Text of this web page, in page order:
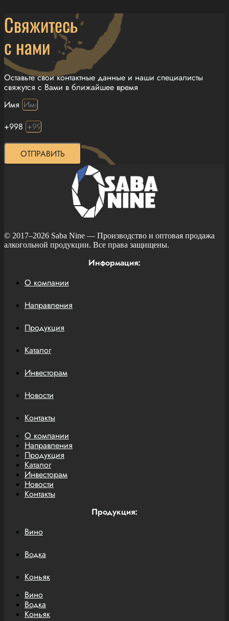
Свяжитесь
с нами
Оставьте свои контактные данные и наши специалисты
свяжутся с Вами в ближайшее время
Имя
+998
ОТПРАВИТЬ
© 2017–2026 Saba Nine — Производство и оптовая продажа
алкогольной продукции. Все права защищены.
Информация:
О компании
Направления
Продукция
Каталог
Инвесторам
Новости
Контакты
О компании
Направления
Продукция
Каталог
Инвесторам
Новости
Контакты
Продукция:
Вино
Водка
Коньяк
Вино
Водка
Коньяк